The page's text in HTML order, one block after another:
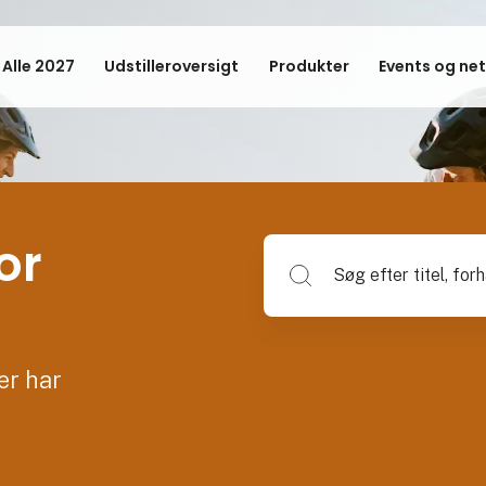
2027 Udstilleroversigt Produkter Events og
har
Søg efter titel,